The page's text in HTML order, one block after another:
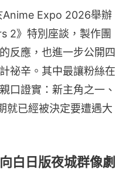
Anime Expo 2026舉辦
2》特別座談，製作團
反應，也進一步公開四
祕辛。其中最讓粉絲在
口證實：新主角之一、
就已經被決定要遭遇大
白日版夜城群像劇